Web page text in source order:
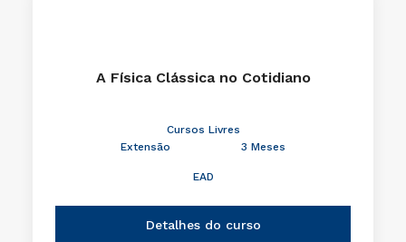
A Física Clássica no Cotidiano
Cursos Livres
Extensão
3 Meses
EAD
Detalhes do curso